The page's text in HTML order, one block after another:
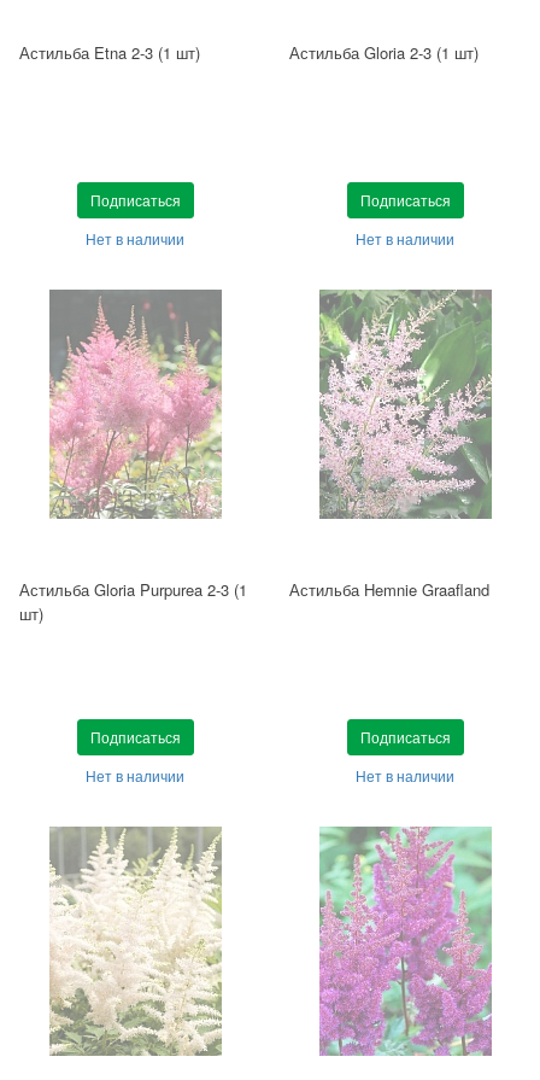
Астильба Etna 2-3 (1 шт)
Подписаться
Нет в наличии
Астильба Gloria 2-3 (1 шт)
Подписаться
Нет в наличии
Астильба Gloria Purpurea 2-3 (1
шт)
Подписаться
Нет в наличии
Астильба Hemnie Graafland
Подписаться
Нет в наличии